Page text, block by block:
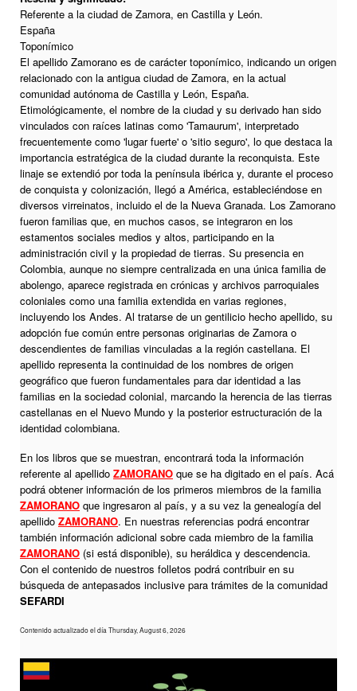
Referente a la ciudad de Zamora, en Castilla y León.
España
Toponímico
El apellido Zamorano es de carácter toponímico, indicando un origen
relacionado con la antigua ciudad de Zamora, en la actual
comunidad autónoma de Castilla y León, España.
Etimológicamente, el nombre de la ciudad y su derivado han sido
vinculados con raíces latinas como 'Tamaurum', interpretado
frecuentemente como 'lugar fuerte' o 'sitio seguro', lo que destaca la
importancia estratégica de la ciudad durante la reconquista. Este
linaje se extendió por toda la península ibérica y, durante el proceso
de conquista y colonización, llegó a América, estableciéndose en
diversos virreinatos, incluido el de la Nueva Granada. Los Zamorano
fueron familias que, en muchos casos, se integraron en los
estamentos sociales medios y altos, participando en la
administración civil y la propiedad de tierras. Su presencia en
Colombia, aunque no siempre centralizada en una única familia de
abolengo, aparece registrada en crónicas y archivos parroquiales
coloniales como una familia extendida en varias regiones,
incluyendo los Andes. Al tratarse de un gentilicio hecho apellido, su
adopción fue común entre personas originarias de Zamora o
descendientes de familias vinculadas a la región castellana. El
apellido representa la continuidad de los nombres de origen
geográfico que fueron fundamentales para dar identidad a las
familias en la sociedad colonial, marcando la herencia de las tierras
castellanas en el Nuevo Mundo y la posterior estructuración de la
identidad colombiana.
En los libros que se muestran, encontrará toda la información
referente al apellido ZAMORANO que se ha digitado en el país. Acá
podrá obtener información de los primeros miembros de la familia
ZAMORANO que ingresaron al país, y a su vez la genealogía del
apellido ZAMORANO. En nuestras referencias podrá encontrar
también información adicional sobre cada miembro de la familia
ZAMORANO (si está disponible), su heráldica y descendencia.
Con el contenido de nuestros folletos podrá contribuir en su
búsqueda de antepasados inclusive para trámites de la comunidad
SEFARDI
Contenido actualizado el día Thursday, August 6, 2026